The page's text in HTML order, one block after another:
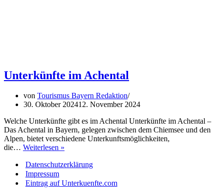
Unterkünfte im Achental
von Tourismus Bayern Redaktion
30. Oktober 202412. November 2024
Welche Unterkünfte gibt es im Achental Unterkünfte im Achental –
Das Achental in Bayern, gelegen zwischen dem Chiemsee und den
Alpen, bietet verschiedene Unterkunftsmöglichkeiten,
die… Weiterlesen »
Achental
Datenschutzerklärung
Impressum
Eintrag auf Unterkuenfte.com